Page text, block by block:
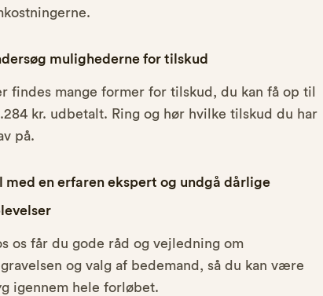
mulighederne for tilskud
findes mange former for tilskud, du kan få op til
kr. udbetalt. Ring og hør hvilke tilskud du har
på.
med en erfaren ekspert og undgå dårlige
os får du gode råd og vejledning om
og valg af bedemand, så du kan være
igennem hele forløbet.